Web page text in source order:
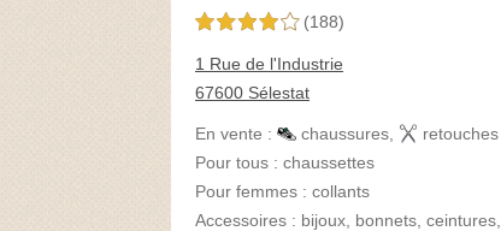
4,0 étoiles sur 5 (188)
1 Rue de l'Industrie
67600 Sélestat
En vente : chaussures retouches
Pour tous : chaussettes
Pour femmes : collants
Accessoires : bijoux, bonnets,